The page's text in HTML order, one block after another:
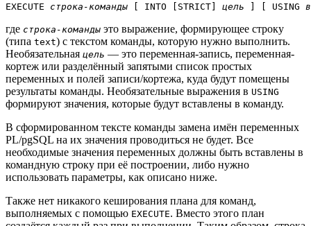
EXECUTE строка-команды INTO [ STRICT цель USING
где строка-команды это выражение, формирующее строку
(типа text) с текстом команды, которую нужно выполнить.
Необязательная цель — это переменная-запись, переменная-
кортеж или разделённый запятыми список простых
переменных и полей записи/кортежа, куда будут помещены
результаты команды. Необязательные выражения в USING
формируют значения, которые будут вставлены в команду.
В сформированном тексте команды замена имён переменных
PL/pgSQL на их значения проводиться не будет. Все
необходимые значения переменных должны быть вставлены в
командную строку при её построении, либо нужно
использовать параметры, как описано ниже.
Также нет никакого кеширования плана для команд,
выполняемых с помощью EXECUTE. Вместо этого план